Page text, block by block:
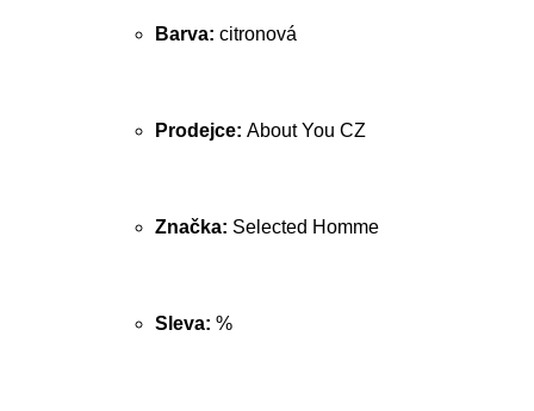
Barva: citronová
Prodejce: About You CZ
Značka: Selected Homme
Sleva: %